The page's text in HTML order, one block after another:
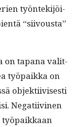
työn­tek­i­jöi­
“siivous­ta”
on tapana valit­
työ­paik­ka on
objek­ti­ivis­es­ti
Negati­ivi­nen